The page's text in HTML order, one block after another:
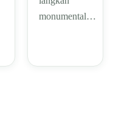
monumental…